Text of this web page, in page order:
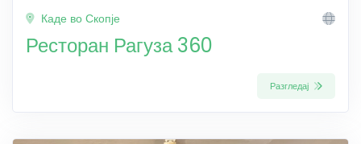
Каде во Скопје
Ресторан Рагуза 360
Разгледај